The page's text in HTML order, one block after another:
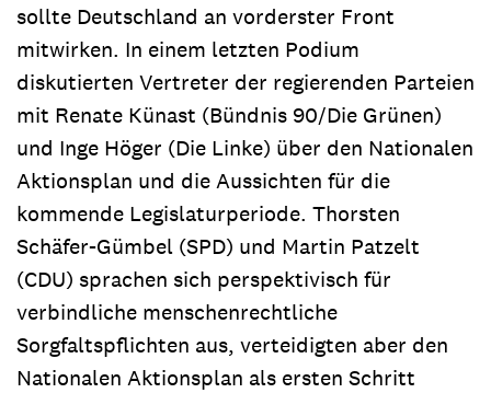
sollte Deutschland an vorderster Front
mitwirken. In einem letzten Podium
diskutierten Vertreter der regierenden Parteien
mit Renate Künast (Bündnis 90/Die Grünen)
und Inge Höger (Die Linke) über den Nationalen
Aktionsplan und die Aussichten für die
kommende Legislaturperiode. Thorsten
Schäfer-Gümbel (SPD) und Martin Patzelt
(CDU) sprachen sich perspektivisch für
verbindliche menschenrechtliche
Sorgfaltspflichten aus, verteidigten aber den
Nationalen Aktionsplan als ersten Schritt